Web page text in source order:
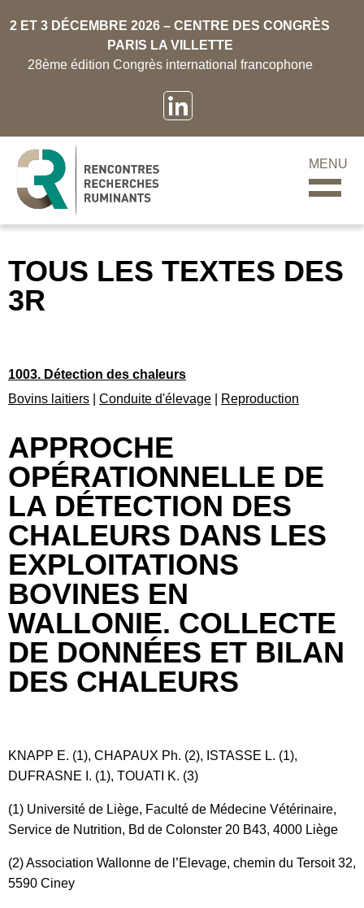
2 ET 3 DÉCEMBRE 2026 – CENTRE DES CONGRÈS
PARIS LA VILLETTE
28ème édition Congrès international francophone
MENU
TOUS LES TEXTES DES
3R
1003. Détection des chaleurs
Bovins laitiers
Conduite d'élevage Reproduction
APPROCHE
OPÉRATIONNELLE DE
LA DÉTECTION DES
CHALEURS DANS LES
EXPLOITATIONS
BOVINES EN
WALLONIE. COLLECTE
DE DONNÉES ET BILAN
DES CHALEURS
KNAPP E. (1), CHAPAUX Ph. (2), ISTASSE L. (1),
DUFRASNE I. (1), TOUATI K. (3)
(1) Université de Liège, Faculté de Médecine Vétérinaire,
Service de Nutrition, Bd de Colonster 20 B43, 4000 Liège
(2) Association Wallonne de l’Elevage, chemin du Tersoit 32,
5590 Ciney